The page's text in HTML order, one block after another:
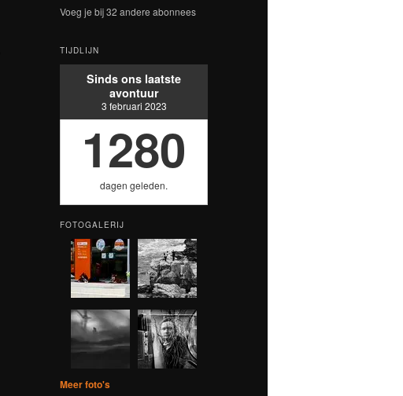
Voeg je bij 32 andere abonnees
TIJDLIJN
Sinds ons laatste
avontuur
3 februari 2023
1280
dagen geleden.
FOTOGALERIJ
Meer foto's